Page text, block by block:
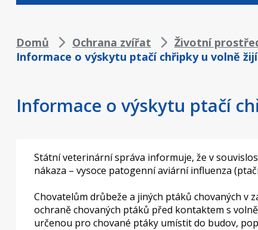
Drobečková
navigace
Domů Ochrana zvířat Životní
Informace o výskytu ptačí chřipky u volně
Informace o výskytu ptačí
Státní veterinární správa informuje, že v
nákaza – vysoce patogenní aviární influenza
Chovatelům drůbeže a jiných ptáků chovaných v
ochraně chovaných ptáků před kontaktem s
určenou pro chované ptáky umístit do budov,